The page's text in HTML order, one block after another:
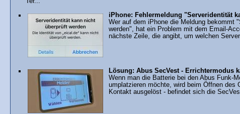
iPhone: Fehlermeldung "Serveridentität
Wer auf dem iPhone die Meldung bekommt
werden", hat ein Problem mit dem Email-
nächste Zeile, die angibt, um welchen
Lösung: Abus SecVest - Errichtermodus
Wenn man die Batterie bei den Abus Funk-
umplatzieren möchte, wird beim Öffnen des
Kontakt ausgelöst - befindet sich die